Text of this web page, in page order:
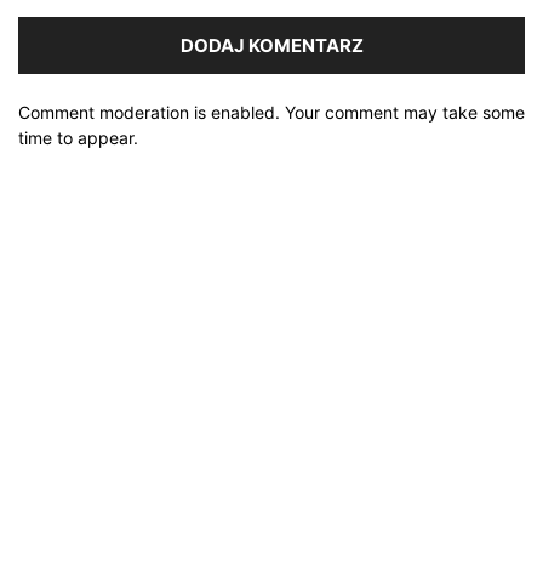
Comment moderation is enabled. Your comment may take some
time to appear.